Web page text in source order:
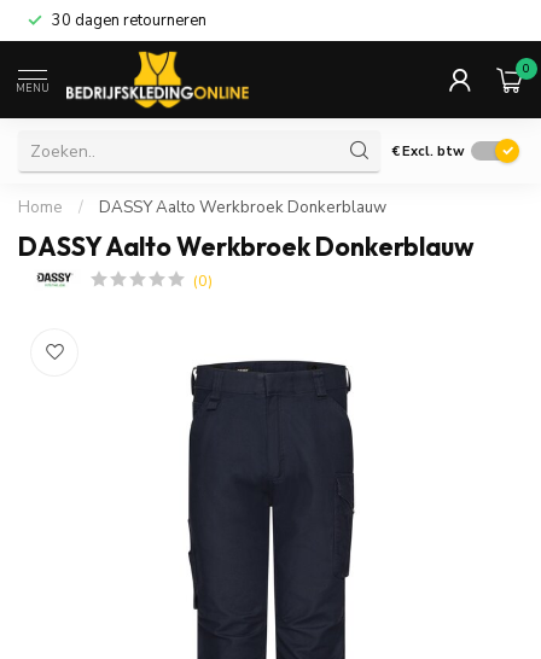
30 dagen retourneren
MENU
0
€Excl. btw
Home / DASSY Aalto Werkbroek Donkerblauw
DASSY Aalto Werkbroek Donkerblauw
(0)